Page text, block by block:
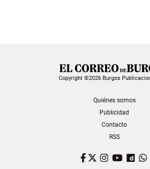
Copyright ©2026 Burgos
Quiénes somos
Publicidad
Contacto
RSS
Facebook
TwitterInstagram